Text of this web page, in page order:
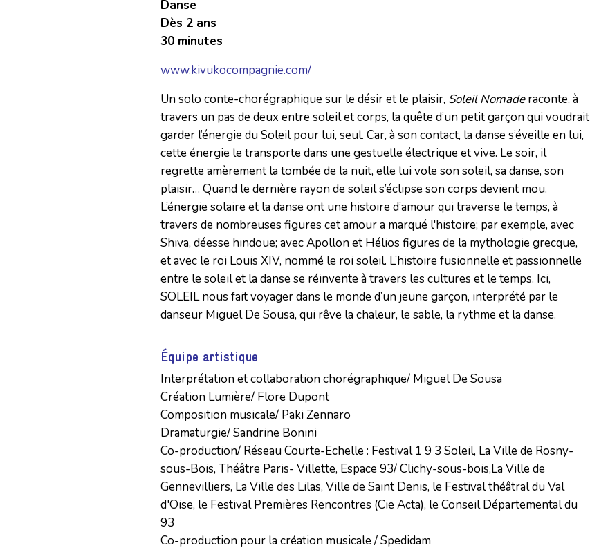
Danse
Dès 2 ans
30 minutes
www.kivukocompagnie.com/
Un solo conte-chorégraphique sur le désir et le plaisir, Soleil Nomaderaconte, à
travers un pas de deux entre soleil et corps, la quête d’un petit garçon qui voudrait
garder l’énergie du Soleil pour lui, seul. Car, à son contact, la danse s’éveille en lui,
cette énergie le transporte dans une gestuelle électrique et vive. Le soir, il
regrette amèrement la tombée de la nuit, elle lui vole son soleil, sa danse, son
plaisir… Quand le dernière rayon de soleil s’éclipse son corps devient mou.
L’énergie solaire et la danse ont une histoire d’amour qui traverse le temps, à
travers de nombreuses figures cet amour a marqué l'histoire; par exemple, avec
Shiva, déesse hindoue; avec Apollon et Hélios figures de la mythologie grecque,
et avec le roi Louis XIV, nommé le roi soleil. L’histoire fusionnelle et passionnelle
entre le soleil et la danse se réinvente à travers les cultures et le temps. Ici,
SOLEIL nous fait voyager dans le monde d’un jeune garçon, interprété par le
danseur Miguel De Sousa, qui rêve la chaleur, le sable, la rythme et la danse.
Équipe artistique
Interprétation et collaboration chorégraphique/ Miguel De Sousa
Création Lumière/ Flore Dupont
Composition musicale/ Paki Zennaro
Dramaturgie/ Sandrine Bonini
Co-production/ Réseau Courte-Echelle : Festival 1 9 3 Soleil, La Ville de Rosny-
sous-Bois, Théâtre Paris- Villette, Espace 93/ Clichy-sous-bois,La Ville de
Gennevilliers, La Ville des Lilas, Ville de Saint Denis, le Festival théâtral du Val
d'Oise, le Festival Premières Rencontres (Cie Acta), le Conseil Départemental du
93
Co-production pour la création musicale / Spedidam